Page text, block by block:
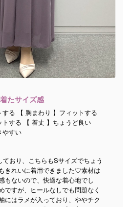
たサイズ感
する 【 胸まわり 】フィットする
トする 【 着丈 】ちょうど良い
やすい
おり、こちらもSサイズでちょう
きれいに着用できました♡素材は
もないので、快適な着心地でし
ですが、ヒールなしでも問題なく
はラメが入っており、ややチク